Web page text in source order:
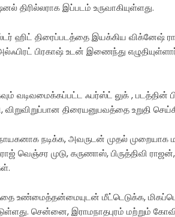
இப்படம் உருவாகியுள்ளது.
ஹிட் திரைப்படத்தை இயக்கிய விக்னேஷ்
பிரகாஷ் உடன் இணைந்து
வடிவமைக்கப்பட்ட ஃபர்ஸ்ட் லுக் ,
விறுவிறுப்பான திரையனுபவத்தை உறுதி
நடிக்க, அவருடன் முதல் முறையாக
வெஞ்சர முடு, கருணாஸ், பிருத்திவி
உண்மைத்தன்மையுடன் மீட்டெடுக்க,
சென்னை, இராமநாதபுரம் மற்றும்